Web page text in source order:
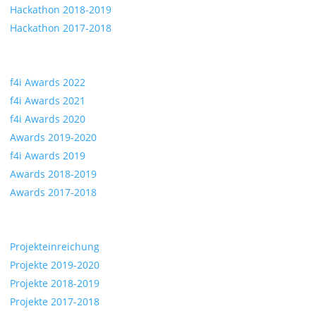
Hackathon 2018-2019
Hackathon 2017-2018
f4i Awards 2022
f4i Awards 2021
f4i Awards 2020
Awards 2019-2020
f4i Awards 2019
Awards 2018-2019
Awards 2017-2018
Projekteinreichung
Projekte 2019-2020
Projekte 2018-2019
Projekte 2017-2018